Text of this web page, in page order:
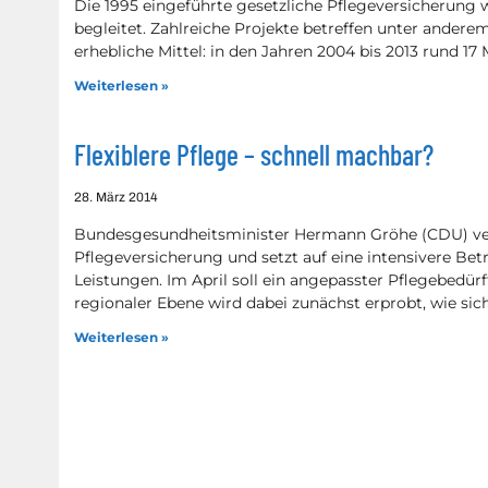
Die 1995 eingeführte gesetzliche
begleitet. Zahlreiche Projekte betreffen unter
erhebliche Mittel: in den Jahren 2004 bis 2013 rund 17
Weiterlesen »
Flexiblere Pflege – schnell machbar?
28. März 2014
Bundesgesundheitsminister Hermann Gröhe (CDU)
Pflegeversicherung und setzt auf eine intensivere
Leistungen. Im April soll ein angepasster
regionaler Ebene wird dabei zunächst erprobt, wie
Weiterlesen »